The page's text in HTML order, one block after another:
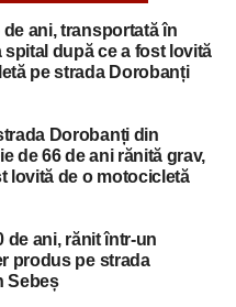
de ani, transportată în
spital după ce a fost lovită
pe strada Dorobanți
Dorobanți din
de 66 de ani rănită grav,
lovită de o motocicletă
de ani, rănit într-un
produs pe strada
Sebeș